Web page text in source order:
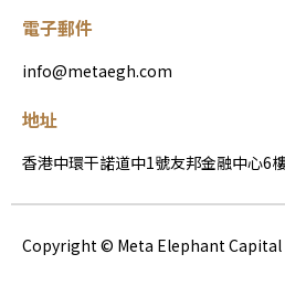
電子郵件
info@metaegh.com
地址
香港中環干諾道中1號友邦金融中心6
Copyright © Meta Elephant